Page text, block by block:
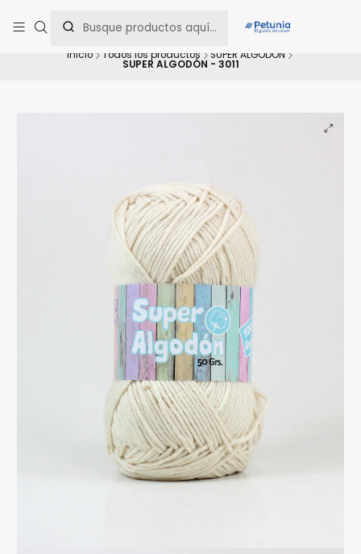
una asesoría personalizada.
Inicio Todos los productos SUPER ALGODÓN
SUPER ALGODÓN - 3011